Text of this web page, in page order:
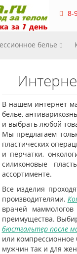
8-
белье
В нашем интернет
белье,
и выбрать любой
Мы предлагаем
пластических
и перчатки,
силиконовые
ассортименте.
Все изделия
производителями.
врачей
преимущества.
бюстгальтер после
или компрессионное
мужчин так и для